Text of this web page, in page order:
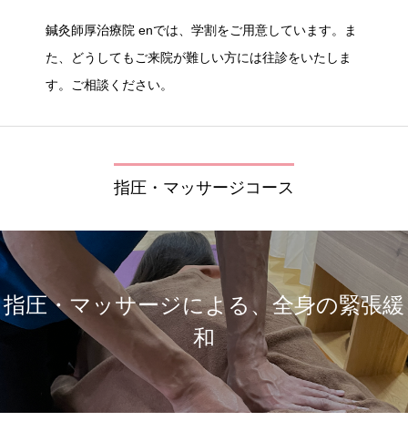
鍼灸師厚治療院 enでは、学割をご用意しています。ま
た、どうしてもご来院が難しい方には往診をいたしま
す。ご相談ください。
指圧・マッサージコース
指圧・マッサージによる、全身の緊張緩
和